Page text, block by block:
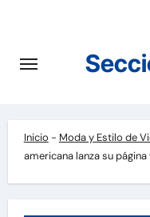
contenido
Inicio - Moda y Estilo de
americana lanza su página